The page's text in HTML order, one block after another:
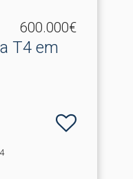
600.000€
T4 em
4